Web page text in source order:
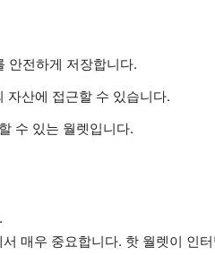
안전하게 저장합니다.
자산에 접근할 수 있습니다.
수 있는 월렛입니다.
매우 중요합니다. 핫 월렛이 인